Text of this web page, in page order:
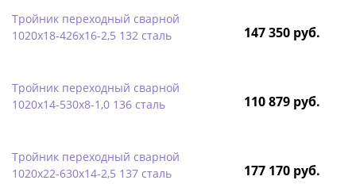
Тройник переходный сварной
1020х18-426х16-2,5 132 сталь
147 350 руб.
Тройник переходный сварной
1020х14-530х8-1,0 136 сталь
110 879 руб.
Тройник переходный сварной
1020х22-630х14-2,5 137 сталь
177 170 руб.